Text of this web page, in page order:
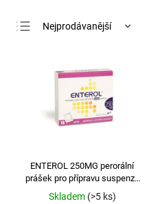
Nejprodávanější
Nejdražší
Abecedně
ENTEROL 250MG perorální
prášek pro přípravu suspenze
Skladem (>5 ks)